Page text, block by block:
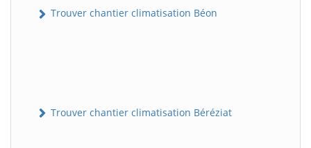
Trouver chantier climatisation Béon
Trouver chantier climatisation Béréziat